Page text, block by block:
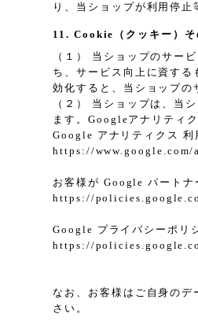
り、当ショップが利用停止
11. Cookie（クッキー）そ
（１） 当ショップのサー
ち、サービス向上に資す
効化すると、当ショップの
（２） 当ショップは、当
ます。Googleアナリティ
Google アナリティクス 利
https://
お客様が Google パートナ
https://
Google プライバシーポリ
https://
なお、お客様はご自身の
さい。